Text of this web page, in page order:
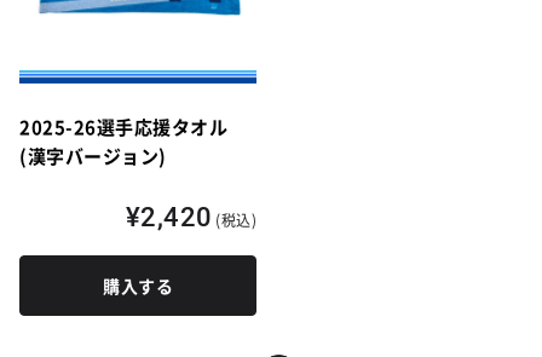
2025-26選手応援タオル
(漢字バージョン)
¥2,420 (税込)
購入する